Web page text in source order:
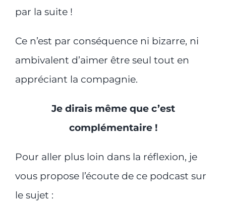
par la suite !
Ce n’est par conséquence ni bizarre, ni
ambivalent d’aimer être seul tout en
appréciant la compagnie.
Je dirais même que c’est
complémentaire !
Pour aller plus loin dans la réflexion, je
vous propose l’écoute de ce podcast sur
le sujet :